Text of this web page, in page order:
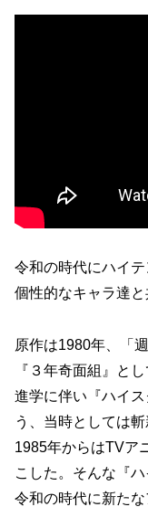
令和の時代にハイ
個性的なキャラ達
原作は1980年、「
『３年奇面組』と
進学に伴い『ハイ
う、当時としては
1985年からはTVア
こした。そんな『
令和の時代に新た